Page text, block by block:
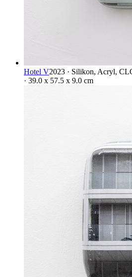
Hotel V2023 · Silikon, Acryl,
· 39.0 x 57.5 x 9.0 cm